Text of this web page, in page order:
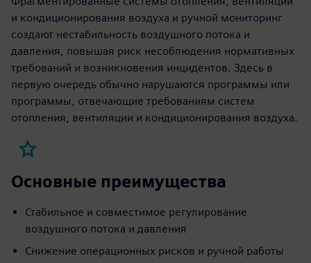
и кондиционирования воздуха и ручной мониторинг
создают нестабильность воздушного потока и
давления, повышая риск несоблюдения нормативных
требований и возникновения инцидентов. Здесь в
первую очередь обычно нарушаются программы или
программы, отвечающие требованиям систем
отопления, вентиляции и кондиционирования воздуха.
Основные преимущества
Стабильное и совместимое регулирование
воздушного потока и давления
Снижение операционных рисков и ручной работы